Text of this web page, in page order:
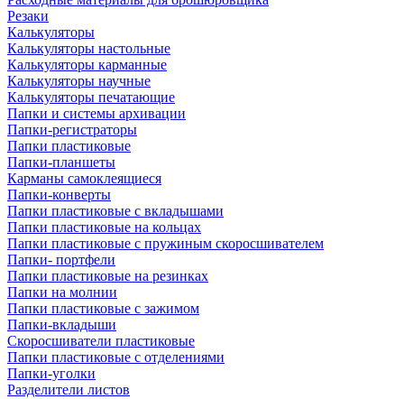
Резаки
Калькуляторы
Калькуляторы настольные
Калькуляторы карманные
Калькуляторы научные
Калькуляторы печатающие
Папки и системы архивации
Папки-регистраторы
Папки пластиковые
Папки-планшеты
Карманы самоклеящиеся
Папки-конверты
Папки пластиковые с вкладышами
Папки пластиковые на кольцах
Папки пластиковые с пружиным скоросшивателем
Папки- портфели
Папки пластиковые на резинках
Папки на молнии
Папки пластиковые с зажимом
Папки-вкладыши
Скоросшиватели пластиковые
Папки пластиковые с отделениями
Папки-уголки
Разделители листов